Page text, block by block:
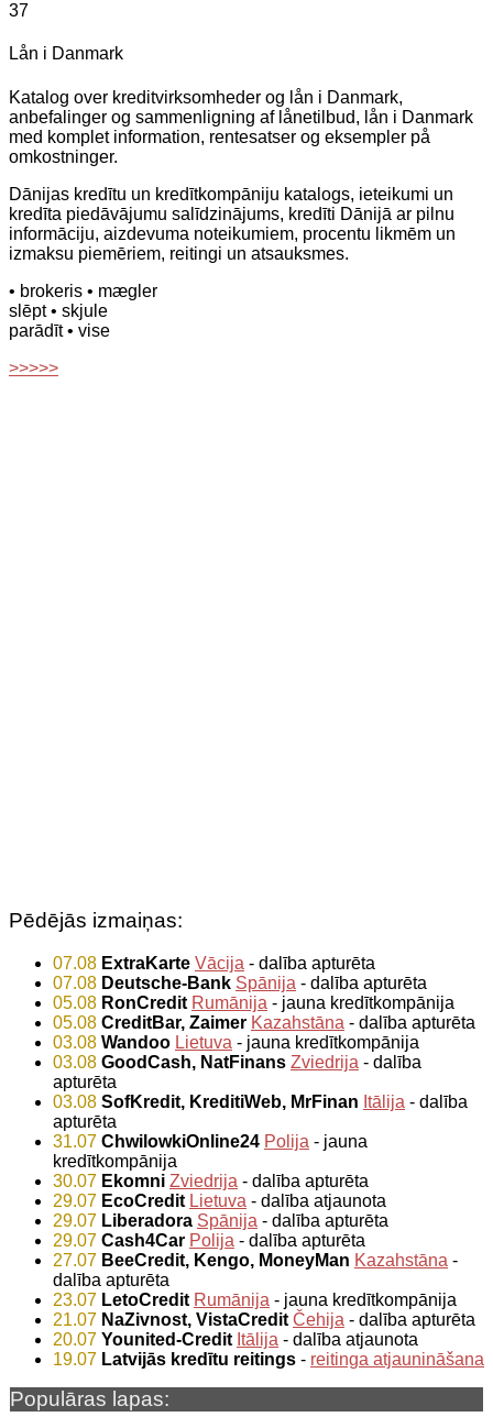
37
Lån i Danmark
Katalog over kreditvirksomheder og lån i Danmark,
anbefalinger og sammenligning af lånetilbud, lån i Danmark
med komplet information, rentesatser og eksempler på
omkostninger.
Dānijas kredītu un kredītkompāniju katalogs, ieteikumi un
kredīta piedāvājumu salīdzinājums, kredīti Dānijā ar pilnu
informāciju, aizdevuma noteikumiem, procentu likmēm un
izmaksu piemēriem, reitingi un atsauksmes.
• brokeris • mægler
slēpt• skjule
parādīt• vise
>>>>>
Pēdējās izmaiņas:
07.08 ExtraKarte Vācija - dalība apturēta
07.08 Deutsche-Bank Spānija - dalība apturēta
05.08 RonCredit Rumānija - jauna kredītkompānija
05.08 CreditBar, Zaimer Kazahstāna - dalība apturēta
03.08 Wandoo Lietuva - jauna kredītkompānija
03.08 GoodCash, NatFinans Zviedrija - dalība
apturēta
03.08 SofKredit, KreditiWeb, MrFinan Itālija - dalība
apturēta
31.07 ChwilowkiOnline24 Polija - jauna
kredītkompānija
30.07 Ekomni Zviedrija - dalība apturēta
29.07 EcoCredit Lietuva - dalība atjaunota
29.07 Liberadora Spānija - dalība apturēta
29.07 Cash4Car Polija - dalība apturēta
27.07 BeeCredit, Kengo, MoneyMan Kazahstāna -
dalība apturēta
23.07 LetoCredit Rumānija - jauna kredītkompānija
21.07 NaZivnost, VistaCredit Čehija - dalība apturēta
20.07 Younited-Credit Itālija - dalība atjaunota
19.07 Latvijās kredītu reitings - reitinga atjaunināšana
Populāras lapas: